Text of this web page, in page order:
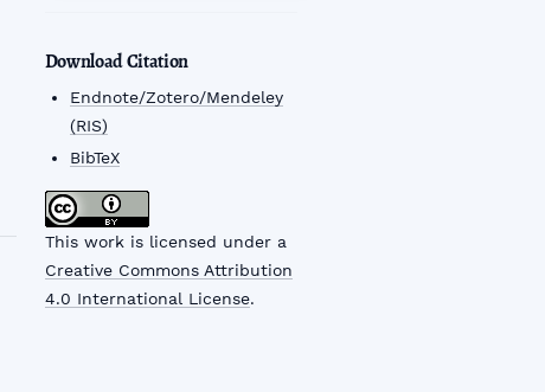
Download Citation
Endnote/Zotero/Mendeley
(RIS)
BibTeX
This work is licensed under a
Creative Commons Attribution
4.0 International License.